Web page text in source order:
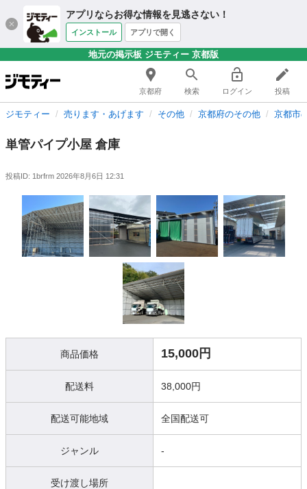
アプリならお得な情報を見逃さない！
インストール アプリで開く
地元の掲示板 ジモティー 京都版
京都府 検索 ログイン 投稿
ジモティー 売ります・あげます その他 京都府のその他 京都市
単管パイプ小屋 倉庫
投稿ID: 1brfrm 2026年8月6日 12:31
商品価格 15,000円
配送料 38,000円
配送可能地域 全国配送可
ジャンル -
受け渡し場所